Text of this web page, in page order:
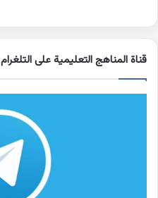
قناة المناهج التعليمية على التلغرام